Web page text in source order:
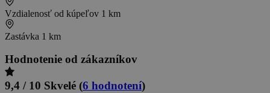
Vzdialenosť od kúpeľov 1 km
Zastávka 1 km
Hodnotenie od zákazníkov
9,4 / 10 Skvelé (6 hodnotení)